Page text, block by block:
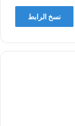
نسخ الرابط